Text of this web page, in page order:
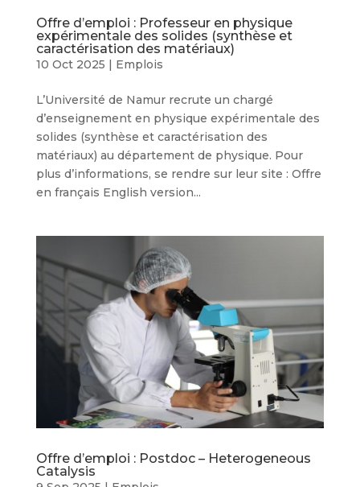
Offre d’emploi : Professeur en physique
expérimentale des solides (synthèse et
caractérisation des matériaux)
10 Oct 2025 | Emplois
L’Université de Namur recrute un chargé
d’enseignement en physique expérimentale des
solides (synthèse et caractérisation des
matériaux) au département de physique. Pour
plus d’informations, se rendre sur leur site : Offre
en français English version...
Offre d’emploi : Postdoc – Heterogeneous
Catalysis